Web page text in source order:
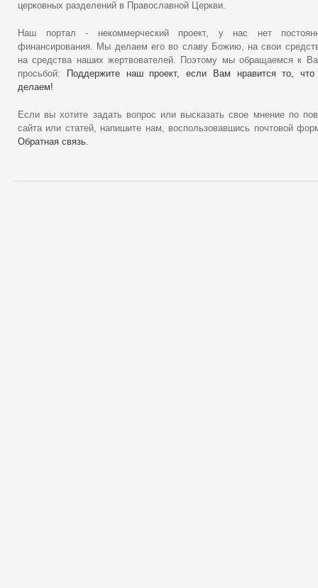
церковных разделений в Православной Церкви.
Наш портал - некоммерческий проект, у нас нет
финансирования. Мы делаем его во славу Божию, на свои
на средства наших жертвователей. Поэтому мы обращаемся к
просьбой:
Поддержите наш проект, если Вам нравится то,
делаем!
Если вы хотите задать вопрос или высказать свое мнение по
сайта или статей, напишите нам, воспользовавшись почтовой
Обратная связь.